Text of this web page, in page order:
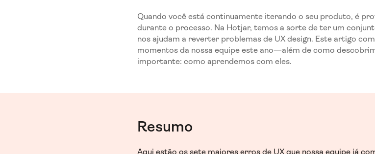
Quando você está continuamente iterando o seu produto, é
durante o processo. Na Hotjar, temos a sorte de ter um
nos ajudam a reverter problemas de UX design. Este artigo
momentos da nossa equipe este ano—além de como
importante: como aprendemos com eles.
Resumo
Aqui estão os sete maiores erros de UX que nossa equipe já